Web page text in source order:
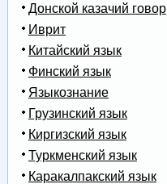
Донской казачий говор
Иврит
Китайский язык
Финский язык
Языкознание
Грузинский язык
Киргизский язык
Туркменский язык
Каракалпакский язык